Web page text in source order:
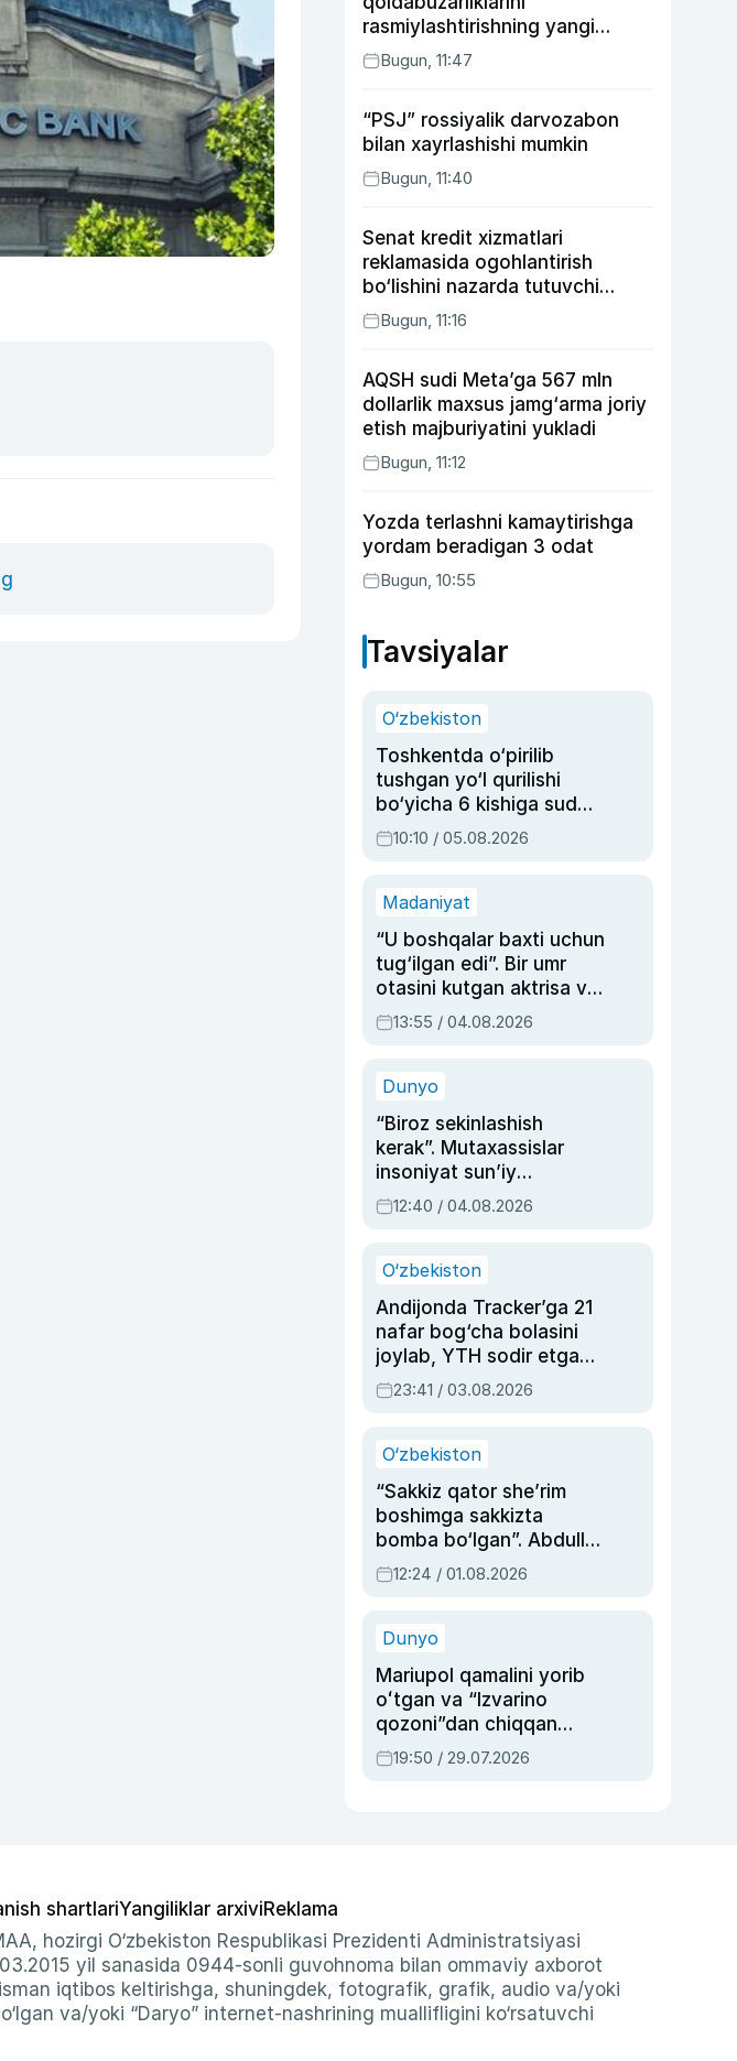
rasmiylashtirishning yangi
tartibini taklif qildi
Bugun, 11:47
“PSJ” rossiyalik darvozabon
bilan xayrlashishi mumkin
Bugun, 11:40
Senat kredit xizmatlari
reklamasida ogohlantirish
bo‘lishini nazarda tutuvchi
qonunni ma’qulladi
Bugun, 11:16
AQSH sudi Meta’ga 567 mln
dollarlik maxsus jamg‘arma joriy
etish majburiyatini yukladi
Bugun, 11:12
Yozda terlashni kamaytirishga
yordam beradigan 3 odat
Bugun, 10:55
Tavsiyalar
O‘zbekiston
Toshkentda o‘pirilib
tushgan yo‘l qurilishi
bo‘yicha 6 kishiga sud
hukmi o‘qildi
10:10 / 05.08.2026
Madaniyat
“U boshqalar baxti uchun
tug‘ilgan edi”. Bir umr
otasini kutgan aktrisa va
dublyaj ustasi Rimma
Ahmedovaning
13:55 / 04.08.2026
Dunyo
“Biroz sekinlashish
kerak”. Mutaxassislar
insoniyat sun’iy
intellektni boshqara
olmay qolishidan xavotir
12:40 / 04.08.2026
O‘zbekiston
Andijonda Tracker’ga 21
nafar bog‘cha bolasini
joylab, YTH sodir etgan
ayolga sud hukmi o‘qildi
23:41 / 03.08.2026
O‘zbekiston
“Sakkiz qator she’rim
boshimga sakkizta
bomba bo‘lgan”. Abdulla
Oripovni siyosiy
ayblovlardan asrab
12:24 / 01.08.2026
Dunyo
Mariupol qamalini yorib
oʻtgan va “Izvarino
qozoni”dan chiqqan
qahramon — Ukraina
armiyasi bosh
19:50 / 29.07.2026
shartlariYangiliklar arxiviReklama
hozirgi O‘zbekiston Respublikasi Prezidenti Administratsiyasi
yil sanasida 0944-sonli guvohnoma bilan ommaviy axborot
iqtibos keltirishga, shuningdek, fotografik, grafik, audio va/yoki
va/yoki “Daryo” internet-nashrining muallifligini ko‘rsatuvchi